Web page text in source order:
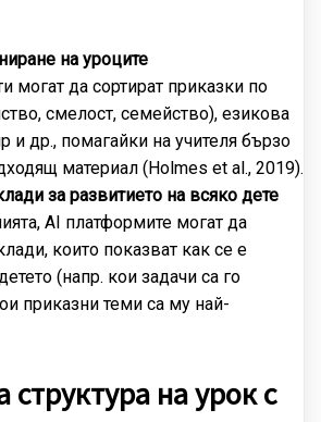
на уроците
могат да сортират приказки по
смелост, семейство), езикова
и др., помагайки на учителя бързо
материал (Holmes et al., 2019).
за развитието на всяко дете
AI платформите могат да
които показват как се е
(напр. кои задачи са го
приказни теми са му най-
на урок с